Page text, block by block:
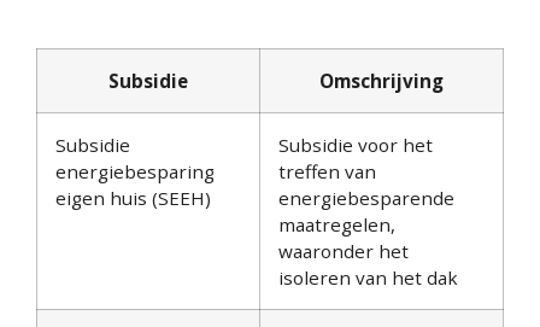
Subsidie Omschrijving
Subsidie
energiebesparing
eigen huis (SEEH)
Subsidie voor het
treffen van
energiebesparende
maatregelen,
waaronder het
isoleren van het dak